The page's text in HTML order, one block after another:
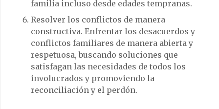
familia incluso desde edades tempranas.
Resolver los conflictos de manera
constructiva. Enfrentar los desacuerdos y
conflictos familiares de manera abierta y
respetuosa, buscando soluciones que
satisfagan las necesidades de todos los
involucrados y promoviendo la
reconciliación y el perdón.